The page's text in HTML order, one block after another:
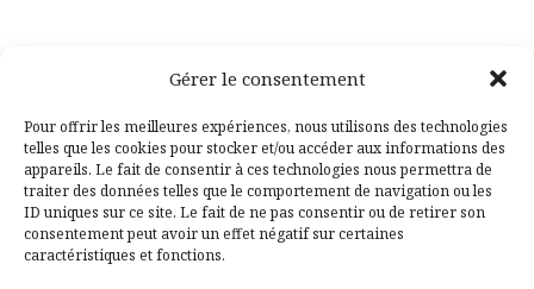
Gérer le consentement
Pour offrir les meilleures expériences, nous utilisons des technologies
telles que les cookies pour stocker et/ou accéder aux informations des
appareils. Le fait de consentir à ces technologies nous permettra de
traiter des données telles que le comportement de navigation ou les
ID uniques sur ce site. Le fait de ne pas consentir ou de retirer son
consentement peut avoir un effet négatif sur certaines
caractéristiques et fonctions.
Facebook
Pinterest